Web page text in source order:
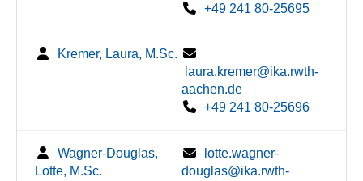
+49 241 80-25695
Kremer, Laura, M.Sc.
laura.kremer@ika.rwth-
aachen.de
+49 241 80-25696
Wagner-Douglas,
Lotte, M.Sc.
lotte.wagner-
douglas@ika.rwth-